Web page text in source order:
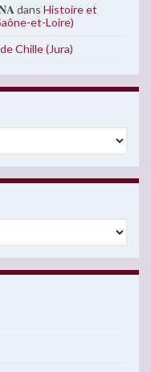
dans Histoire et
et-Loire)
Chille (Jura)